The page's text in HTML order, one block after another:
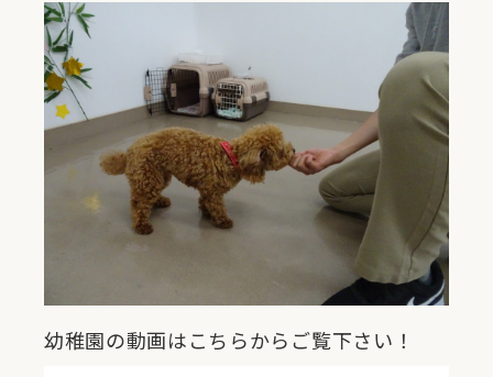
幼稚園の動画はこちらからご覧下さい！